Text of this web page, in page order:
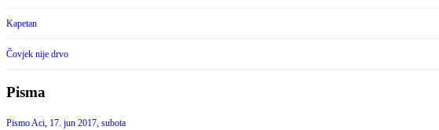
Kapetan
Čovjek nije drvo
Pisma
Pismo Aci, 17. jun 2017, subota